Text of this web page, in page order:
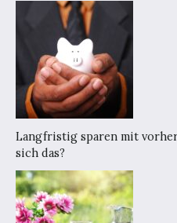
Langfristig sparen mit
sich das?